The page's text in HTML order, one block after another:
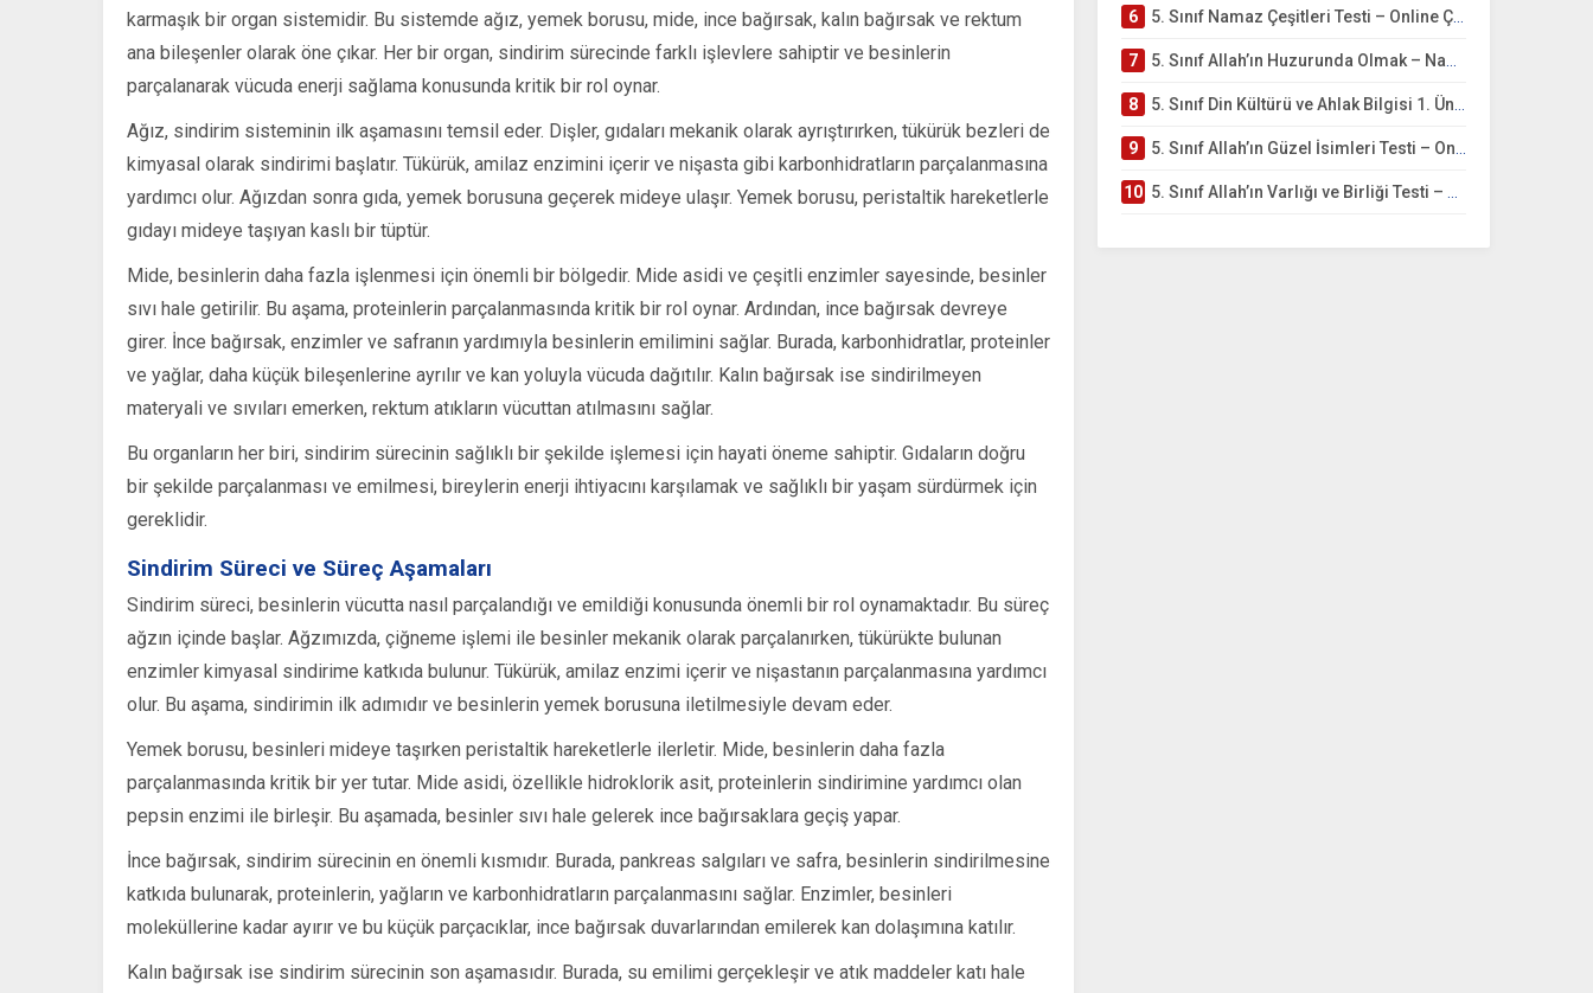
6 5. Sınıf Namaz Çeşitleri Testi – Online Çöz
7 5. Sınıf Allah’ın Huzurunda Olmak – Namaz İbadeti Testi
8 5. Sınıf Din Kültürü ve Ahlak Bilgisi 1. Ünite: Allah İnancı Çalışmaları
9 5. Sınıf Allah’ın Güzel İsimleri Testi – Online Çöz
10 5. Sınıf Allah’ın Varlığı ve Birliği Testi – Online Çöz
karmaşık bir organ sistemidir. Bu sistemde ağız, yemek borusu, mide, ince bağırsak, kalın bağırsak ve rektum
ana bileşenler olarak öne çıkar. Her bir organ, sindirim sürecinde farklı işlevlere sahiptir ve besinlerin
parçalanarak vücuda enerji sağlama konusunda kritik bir rol oynar.
Ağız, sindirim sisteminin ilk aşamasını temsil eder. Dişler, gıdaları mekanik olarak ayrıştırırken, tükürük bezleri de
kimyasal olarak sindirimi başlatır. Tükürük, amilaz enzimini içerir ve nişasta gibi karbonhidratların parçalanmasına
yardımcı olur. Ağızdan sonra gıda, yemek borusuna geçerek mideye ulaşır. Yemek borusu, peristaltik hareketlerle
gıdayı mideye taşıyan kaslı bir tüptür.
Mide, besinlerin daha fazla işlenmesi için önemli bir bölgedir. Mide asidi ve çeşitli enzimler sayesinde, besinler
sıvı hale getirilir. Bu aşama, proteinlerin parçalanmasında kritik bir rol oynar. Ardından, ince bağırsak devreye
girer. İnce bağırsak, enzimler ve safranın yardımıyla besinlerin emilimini sağlar. Burada, karbonhidratlar, proteinler
ve yağlar, daha küçük bileşenlerine ayrılır ve kan yoluyla vücuda dağıtılır. Kalın bağırsak ise sindirilmeyen
materyali ve sıvıları emerken, rektum atıkların vücuttan atılmasını sağlar.
Bu organların her biri, sindirim sürecinin sağlıklı bir şekilde işlemesi için hayati öneme sahiptir. Gıdaların doğru
bir şekilde parçalanması ve emilmesi, bireylerin enerji ihtiyacını karşılamak ve sağlıklı bir yaşam sürdürmek için
gereklidir.
Sindirim Süreci ve Süreç Aşamaları
Sindirim süreci, besinlerin vücutta nasıl parçalandığı ve emildiği konusunda önemli bir rol oynamaktadır. Bu süreç
ağzın içinde başlar. Ağzımızda, çiğneme işlemi ile besinler mekanik olarak parçalanırken, tükürükte bulunan
enzimler kimyasal sindirime katkıda bulunur. Tükürük, amilaz enzimi içerir ve nişastanın parçalanmasına yardımcı
olur. Bu aşama, sindirimin ilk adımıdır ve besinlerin yemek borusuna iletilmesiyle devam eder.
Yemek borusu, besinleri mideye taşırken peristaltik hareketlerle ilerletir. Mide, besinlerin daha fazla
parçalanmasında kritik bir yer tutar. Mide asidi, özellikle hidroklorik asit, proteinlerin sindirimine yardımcı olan
pepsin enzimi ile birleşir. Bu aşamada, besinler sıvı hale gelerek ince bağırsaklara geçiş yapar.
İnce bağırsak, sindirim sürecinin en önemli kısmıdır. Burada, pankreas salgıları ve safra, besinlerin sindirilmesine
katkıda bulunarak, proteinlerin, yağların ve karbonhidratların parçalanmasını sağlar. Enzimler, besinleri
moleküllerine kadar ayırır ve bu küçük parçacıklar, ince bağırsak duvarlarından emilerek kan dolaşımına katılır.
Kalın bağırsak ise sindirim sürecinin son aşamasıdır. Burada, su emilimi gerçekleşir ve atık maddeler katı hale